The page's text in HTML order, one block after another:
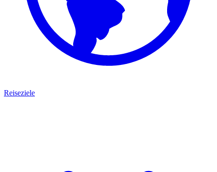
Reiseziele